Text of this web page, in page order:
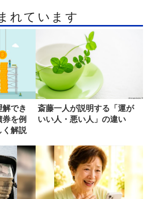
れています
解でき
を例
く解説
斎藤一人が説明する「運が
いい人・悪い人」の違い